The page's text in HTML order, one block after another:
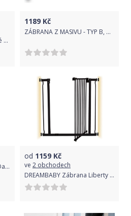
KLUPS Ubrousky mušelínové 3 ks Picnic 34x34 cm
1189 Kč
ZÁBRANA Z MASIVU - TYP B, BARVA BÍLÁ
Zábrana šroubovací Baby Dan Flexi Fit Kov Černá 2017
od 1159 Kč
ve 2 obchodech
DREAMBABY Zábrana Liberty bezpečnostní extra-vysoká 75-81 cm černá